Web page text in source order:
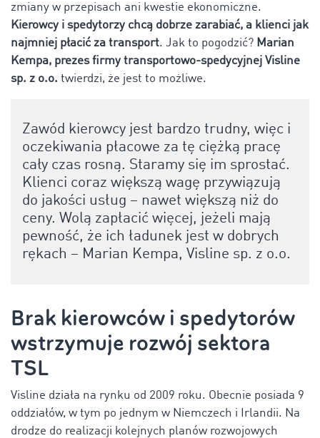
zmiany w przepisach ani kwestie ekonomiczne.
Kierowcy i spedytorzy chcą dobrze zarabiać, a klienci jak
najmniej płacić za transport. Jak to pogodzić? Marian
Kempa, prezes firmy transportowo-spedycyjnej Visline
sp. z o.o. twierdzi, że jest to możliwe.
Zawód kierowcy jest bardzo trudny, więc i
oczekiwania płacowe za tę ciężką pracę
cały czas rosną. Staramy się im sprostać.
Klienci coraz większą wagę przywiązują
do jakości usług – nawet większą niż do
ceny. Wolą zapłacić więcej, jeżeli mają
pewność, że ich ładunek jest w dobrych
rękach – Marian Kempa, Visline sp. z o.o.
Brak kierowców i spedytorów
wstrzymuje rozwój sektora
TSL
Visline działa na rynku od 2009 roku. Obecnie posiada 9
oddziałów, w tym po jednym w Niemczech i Irlandii. Na
drodze do realizacji kolejnych planów rozwojowych